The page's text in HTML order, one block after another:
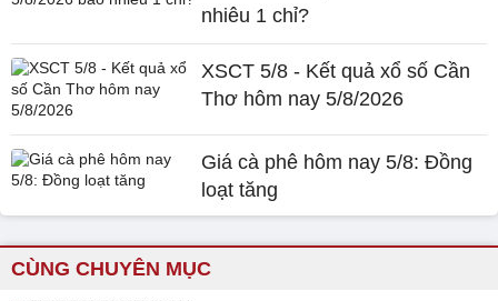
nhiêu 1 chỉ?
XSCT 5/8 - Kết quả xổ số Cần
Thơ hôm nay 5/8/2026
Giá cà phê hôm nay 5/8: Đồng
loạt tăng
CÙNG CHUYÊN MỤC